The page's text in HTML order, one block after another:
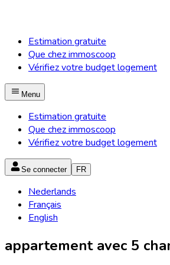
Estimation gratuite
Que chez immoscoop
Vérifiez votre budget logement
Menu
Estimation gratuite
Que chez immoscoop
Vérifiez votre budget logement
Se connecter FR
Nederlands
Français
English
appartement avec 5